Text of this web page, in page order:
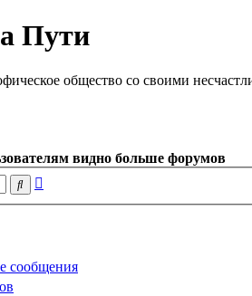
Пути
общество со своими
видно больше форумов
Поиск
сообщения